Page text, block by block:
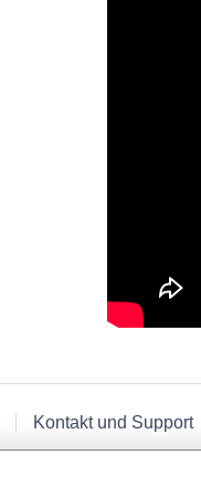
Kontakt und Support